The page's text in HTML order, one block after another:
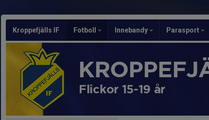
Kroppefjälls IF Fotboll Innebandy Parasport
Flickor 15-19 år